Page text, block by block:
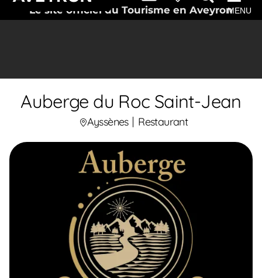
Le site officiel du Tourisme en AveyronMENU
Auberge du Roc Saint-Jean
Ayssènes Restaurant